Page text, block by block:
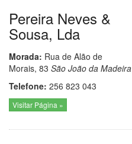
Pereira Neves &
Sousa, Lda
Morada: Rua de Alão de
Morais, 83 São João da Madeira
Telefone: 256 823 043
Visitar Página »